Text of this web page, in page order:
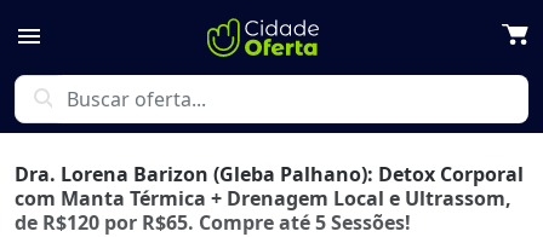
menu
search
Dra. Lorena Barizon (Gleba Palhano): Detox Corporal
com Manta Térmica + Drenagem Local e Ultrassom,
de R$120 por R$65. Compre até 5 Sessões!